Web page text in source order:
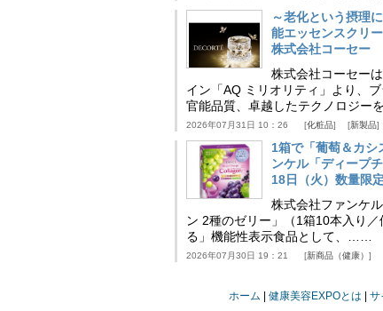
～老化という摂理
能エッセンスクリ
株式会社コーセー
株式会社コーセー
イン「AQ ミリオリティ」より、
官能品質、卓越したテクノロジー
2026年07月31日 10：26 化粧品 新製品
1箱で「葡萄＆カシ
ンケル「ディープ
18日（火）数量限
株式会社ファンケ
ン 2種のゼリー」（1箱10本入り
る」機能性表示食品として、……
2026年07月30日 19：21 新商品（健康）
ホーム 健康美容EXPOとは サ